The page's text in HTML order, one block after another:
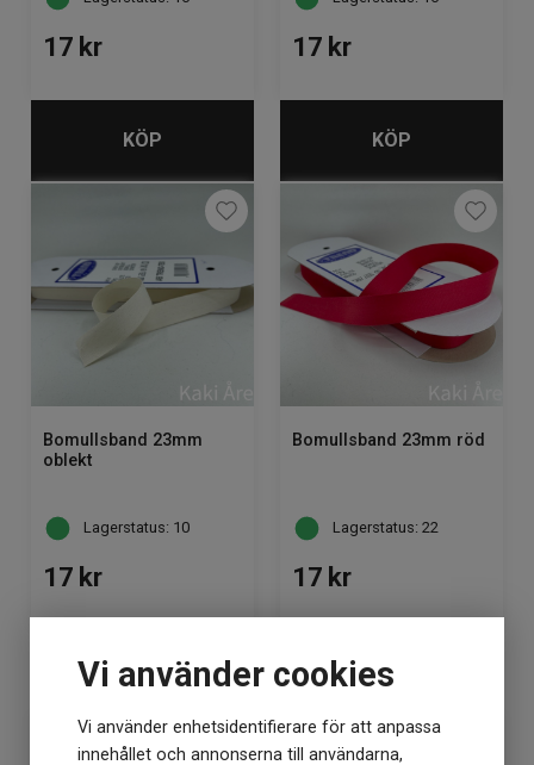
Vi använder cookies
Vi använder enhetsidentifierare för att anpassa
innehållet och annonserna till användarna,
17 kr
KÖP
17 kr
KÖP
Bomullsband 23mm
oblekt
Lagerstatus: 10
17 kr
KÖP
Bomullsband 23mm röd
Lagerstatus: 22
17 kr
KÖP